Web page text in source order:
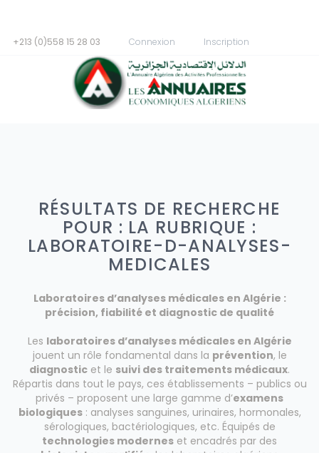
+213 (0)558 15 28 03 Connexion Inscription
RÉSULTATS DE RECHERCHE
POUR : LA RUBRIQUE :
LABORATOIRE-D-ANALYSES-
MEDICALES
Laboratoires d’analyses médicales en Algérie :
précision, fiabilité et diagnostic de qualité
Les laboratoires d’analyses médicales en Algérie
jouent un rôle fondamental dans la prévention, le
diagnostic et le suivi des traitements médicaux.
Répartis dans tout le pays, ces établissements – publics ou
privés – proposent une large gamme d’examens
biologiques: analyses sanguines, urinaires, hormonales,
sérologiques, bactériologiques, etc. Équipés de
technologies modernes et encadrés par des